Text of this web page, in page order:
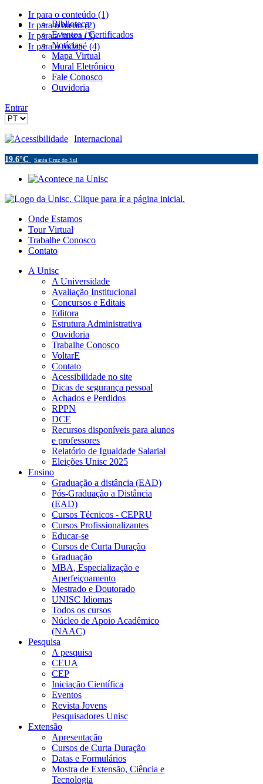
Ir para o conteúdo (1)
Ir para o menu (2)
Ir para a busca (3)
Ir para o rodapé (4)
Biblioteca
Eventos / Certificados
Notícias
Mapa Virtual
Mural Eletrônico
Fale Conosco
Ouvidoria
Entrar
Acessibilidade Internacional
19.6°C Santa Cruz do Sul
Onde Estamos
Tour Virtual
Trabalhe Conosco
Contato
A Unisc
A Universidade
Avaliação Institucional
Concursos e Editais
Editora
Estrutura Administrativa
Ouvidoria
Trabalhe Conosco
VoltarE
Contato
Acessibilidade no site
Dicas de segurança pessoal
Achados e Perdidos
RPPN
DCE
Recursos disponíveis para alunos
e professores
Relatório de Igualdade Salarial
Eleições Unisc 2025
Ensino
Graduação a distância (EAD)
Pós-Graduação a Distância
(EAD)
Cursos Técnicos - CEPRU
Cursos Profissionalizantes
Educar-se
Cursos de Curta Duração
Graduação
MBA, Especialização e
Aperfeiçoamento
Mestrado e Doutorado
UNISC Idiomas
Todos os cursos
Núcleo de Apoio Acadêmico
(NAAC)
Pesquisa
A pesquisa
CEUA
CEP
Iniciação Científica
Eventos
Revista Jovens
Pesquisadores Unisc
Extensão
Apresentação
Cursos de Curta Duração
Datas e Formulários
Mostra de Extensão, Ciência e
Tecnologia